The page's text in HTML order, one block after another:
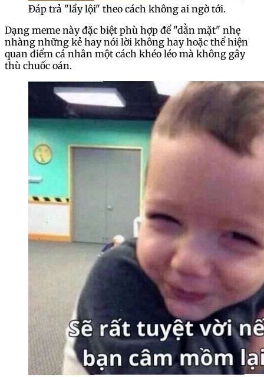
Đáp trả "lầy lội" theo cách không ai ngờ tới.
Dạng meme này đặc biệt phù hợp để "dằn mặt" nhẹ
nhàng những kẻ hay nói lời không hay hoặc thể hiện
quan điểm cá nhân một cách khéo léo mà không gây
thù chuốc oán.